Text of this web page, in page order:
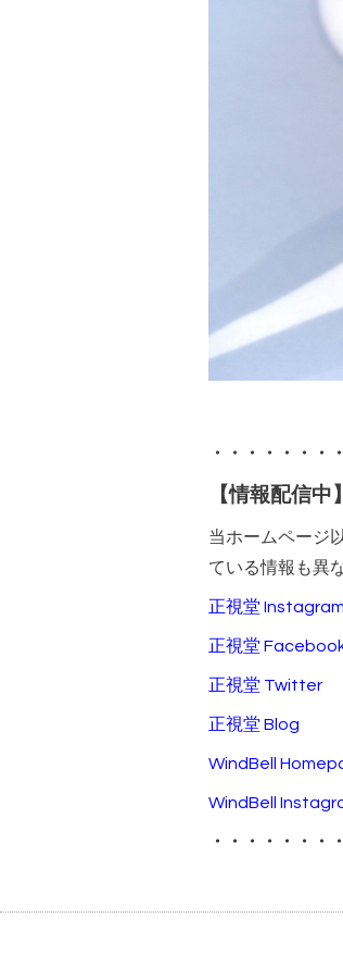
・・・・・・・
【情報配信中】
当ホームページ
ている情報も異
正視堂 Instagram
正視堂
正視堂 Twitter
正視堂 Blog
WindBell
WindBell
・・・・・・・